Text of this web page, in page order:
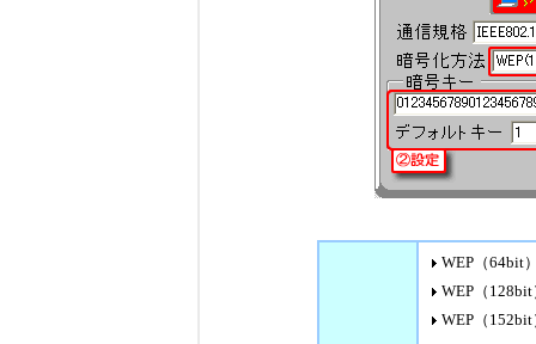
WEP（64bit
WEP（128bit
WEP（152bit